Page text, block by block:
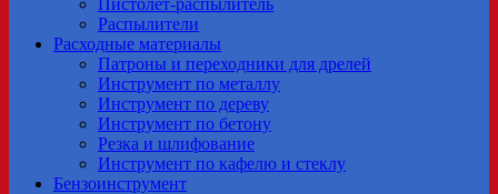
Распылители
Расходные материалы
Патроны и переходники для дрелей
Инструмент по металлу
Инструмент по дереву
Инструмент по бетону
Резка и шлифование
Инструмент по кафелю и стеклу
Бензоинструмент